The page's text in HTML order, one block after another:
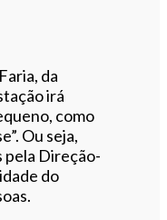
da
irá
como
Ou seja,
pela Direção-
do